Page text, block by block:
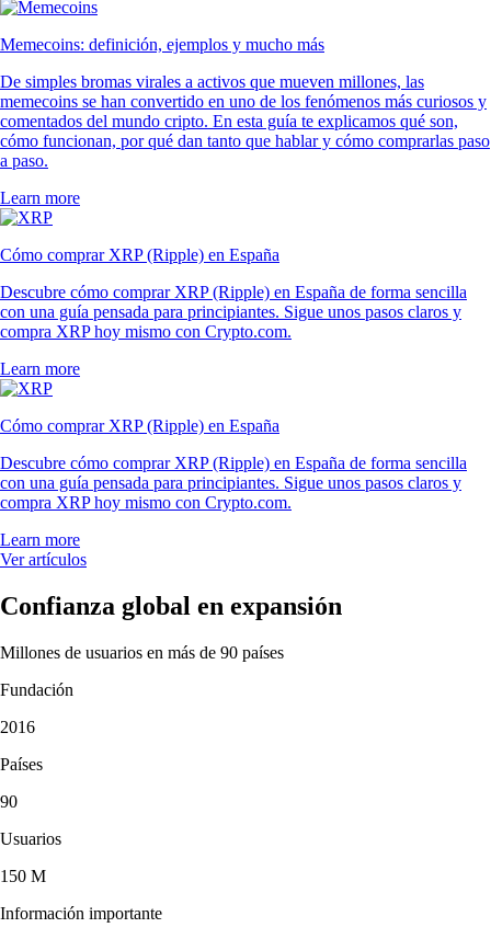
Memecoins: definición, ejemplos y mucho más
De simples bromas virales a activos que mueven millones, las
memecoins se han convertido en uno de los fenómenos más curiosos y
comentados del mundo cripto. En esta guía te explicamos qué son,
cómo funcionan, por qué dan tanto que hablar y cómo comprarlas paso
a paso.
Learn more
Cómo comprar XRP (Ripple) en España
Descubre cómo comprar XRP (Ripple) en España de forma sencilla
con una guía pensada para principiantes. Sigue unos pasos claros y
compra XRP hoy mismo con Crypto.com.
Learn more
Cómo comprar XRP (Ripple) en España
Descubre cómo comprar XRP (Ripple) en España de forma sencilla
con una guía pensada para principiantes. Sigue unos pasos claros y
compra XRP hoy mismo con Crypto.com.
Learn more
Ver artículos
Confianza global en expansión
Millones de usuarios en más de 90 países
Fundación
2016
Países
90
Usuarios
150 M
Información importante